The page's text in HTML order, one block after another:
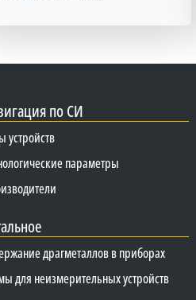
по СИ
устройств
параметры
драгметаллов в приборах
для неизмерительных устройств